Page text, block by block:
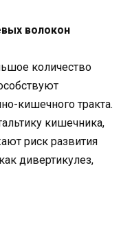
волокон
количество
кишечного тракта.
кишечника,
риск развития
дивертикулез,